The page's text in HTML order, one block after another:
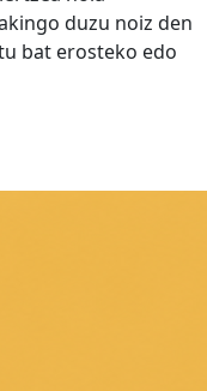
duzu noiz den
bat erosteko edo